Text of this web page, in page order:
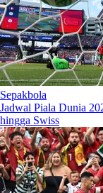
Sepakbola
Jadwal Piala Dunia
hingga Swiss